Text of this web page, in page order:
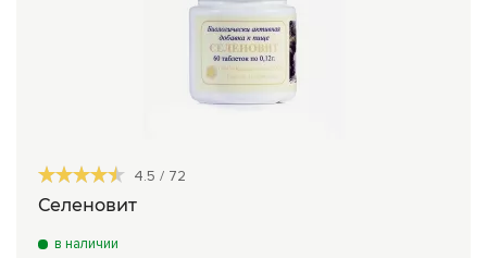
4.5 / 72
Селеновит
в наличии